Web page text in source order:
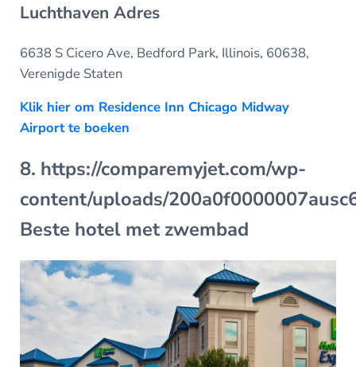
Luchthaven Adres
6638 S Cicero Ave, Bedford Park, Illinois, 60638,
Verenigde Staten
Klik hier om Residence Inn Chicago Midway
Airport te boeken
8. https://comparemyjet.com/wp-
content/uploads/
Beste hotel met zwembad